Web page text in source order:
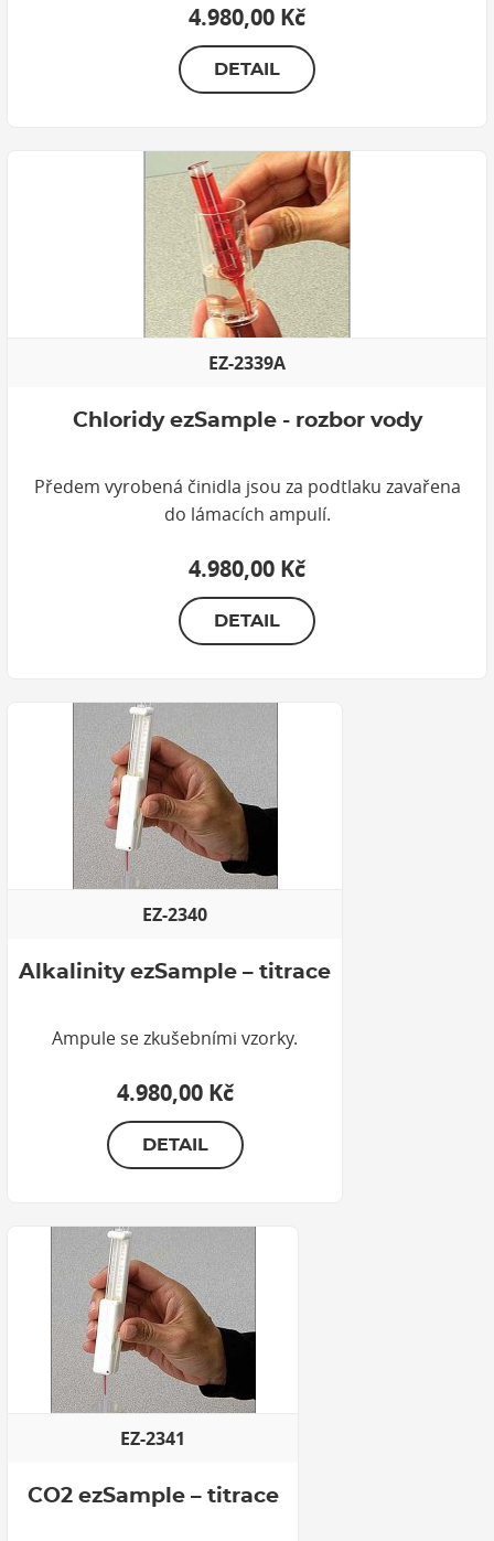
4.980,00 Kč
DETAIL
EZ-2339A
Chloridy ezSample - rozbor vody
Předem vyrobená činidla jsou za podtlaku zavařena
do lámacích ampulí.
4.980,00 Kč
DETAIL
EZ-2340
Alkalinity ezSample – titrace
Ampule se zkušebními vzorky.
4.980,00 Kč
DETAIL
EZ-2341
CO2 ezSample – titrace